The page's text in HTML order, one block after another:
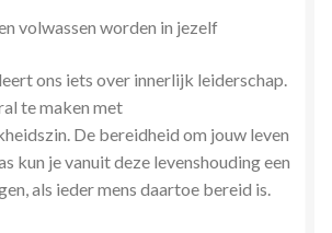
volwassen worden in jezelf
ons iets over innerlijk leiderschap.
te maken met
De bereidheid om jouw leven
kun je vanuit deze levenshouding een
als ieder mens daartoe bereid is.